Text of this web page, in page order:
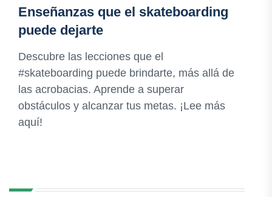
Enseñanzas que el skateboarding
puede dejarte
Descubre las lecciones que el
#skateboarding puede brindarte, más allá de
las acrobacias. Aprende a superar
obstáculos y alcanzar tus metas. ¡Lee más
aquí!